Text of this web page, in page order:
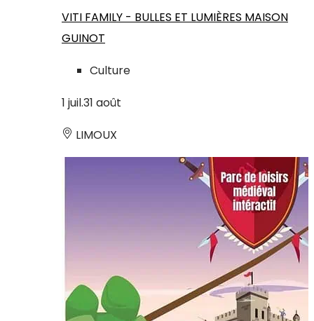
VITI FAMILY - BULLES ET LUMIÈRES MAISON
GUINOT
Culture
1 juil.31 août
LIMOUX